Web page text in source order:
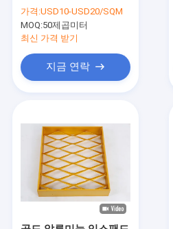
문의하기
소식
천공된 금속 메쉬
확장된 금속 메쉬
건축용 금속 메쉬
되는 금속 메시
가격:USD10-USD20/SQM
MOQ:50제곱미터
최신 가격 받기
지금 연락